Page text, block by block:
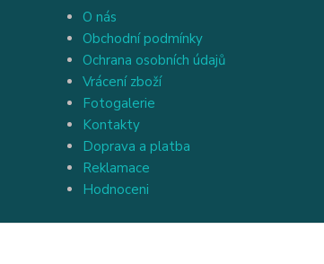
O nás
Obchodní podmínky
Ochrana osobních údajů
Vrácení zboží
Fotogalerie
Kontakty
Doprava a platba
Reklamace
Hodnoceni